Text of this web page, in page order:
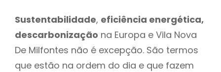
Sustentabilidade, eficiência energética,
descarbonização na Europa e Vila Nova
De Milfontes não é excepção. São termos
que estão na ordem do dia e que fazem